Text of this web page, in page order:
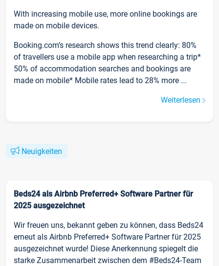
With increasing mobile use, more online bookings are
made on mobile devices.
Booking.com’s research shows this trend clearly: 80%
of travellers use a mobile app when researching a trip*
50% of accommodation searches and bookings are
made on mobile* Mobile rates lead to 28% more ...
Weiterlesen
Neuigkeiten
Beds24 als Airbnb Preferred+ Software Partner für
2025 ausgezeichnet
Wir freuen uns, bekannt geben zu können, dass Beds24
erneut als Airbnb Preferred+ Software Partner für 2025
ausgezeichnet wurde! Diese Anerkennung spiegelt die
starke Zusammenarbeit zwischen dem #Beds24-Team